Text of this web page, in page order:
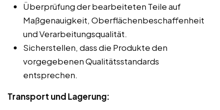
Überprüfung der bearbeiteten Teile auf
Maßgenauigkeit, Oberflächenbeschaffenheit
und Verarbeitungsqualität.
Sicherstellen, dass die Produkte den
vorgegebenen Qualitätsstandards
entsprechen.
Transport und Lagerung: